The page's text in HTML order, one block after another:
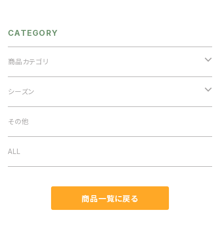
CATEGORY
商品カテゴリ
アクセサリー
ネックレス
イヤリング
バッグ
ベルト
シーズン
オケージョン
春夏
その他
ALL
商品一覧に戻る